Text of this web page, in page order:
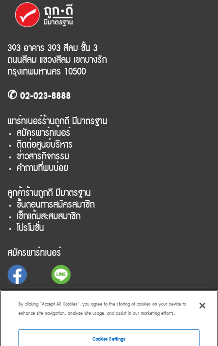
393 อาคาร 393 สีลม ชั้น 3
ถนนสีลม แขวงสีลม เขตบางรัก
กรุงเทพมหานคร 10500
✆ 02-023-8888
พาร์ทเนอร์ร้านถูกดี มีมาตรฐาน
สมัครพาร์ทเนอร์
ติดต่อศูนย์บริหาร
ข่าวสารกิจกรรม
คำถามที่พบบ่อย
ลูกค้าร้านถูกดี มีมาตรฐาน
ขั้นตอนการสมัครสมาชิก
เช็กแต้มสะสมสมาชิก
โปรโมชั่น
สมัครพาร์ทเนอร์
By clicking “Accept All Cookies”, you agree to the storing of cookies on your device to
enhance site navigation, analyze site usage, and assist in our marketing efforts.
Cookies Settings